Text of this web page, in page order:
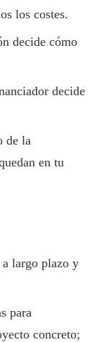
los costes.
decide cómo
decide
de la
en tu
a largo plazo y
para
concreto;